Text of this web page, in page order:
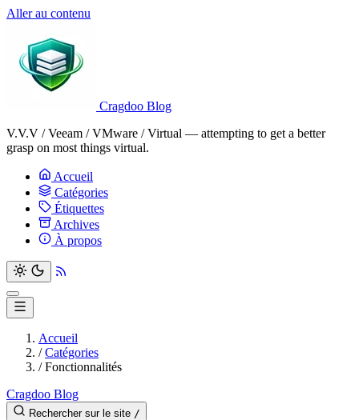
Aller au contenu
Cragdoo Blog
V.V.V / Veeam / VMware / Virtual — attempting to get a better
grasp on most things virtual.
Accueil
Catégories
Étiquettes
Archives
À propos
Accueil
/Catégories
/Fonctionnalités
Cragdoo Blog
Rechercher sur le site /